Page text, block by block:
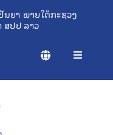
ຍາ ພາຍໃຕ້ກະຊວງ
ສປປ ລາວ